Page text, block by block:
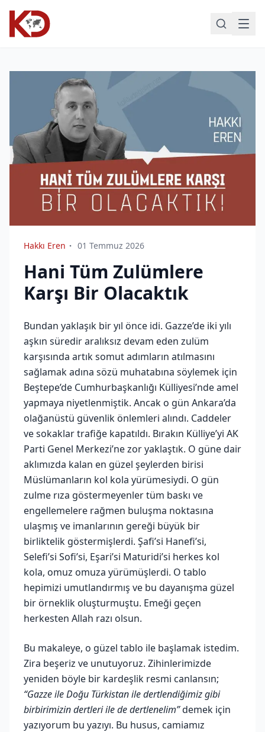
Hakkı Eren 01 Temmuz 2026
Hani Tüm Zulümlere
Karşı Bir Olacaktık
Bundan yaklaşık bir yıl önce idi. Gazze’de iki yılı
aşkın süredir aralıksız devam eden zulüm
karşısında artık somut adımların atılmasını
sağlamak adına sözü muhatabına söylemek için
Beştepe’de Cumhurbaşkanlığı Külliyesi’nde amel
yapmaya niyetlenmiştik. Ancak o gün Ankara’da
olağanüstü güvenlik önlemleri alındı. Caddeler
ve sokaklar trafiğe kapatıldı. Bırakın Külliye’yi AK
Parti Genel Merkezi’ne zor yaklaştık. O güne dair
aklımızda kalan en güzel şeylerden birisi
Müslümanların kol kola yürümesiydi. O gün
zulme rıza göstermeyenler tüm baskı ve
engellemelere rağmen buluşma noktasına
ulaşmış ve imanlarının gereği büyük bir
birliktelik göstermişlerdi. Şafi’si Hanefi’si,
Selefi’si Sofi’si, Eşari’si Maturidi’si herkes kol
kola, omuz omuza yürümüşlerdi. O tablo
hepimizi umutlandırmış ve bu dayanışma güzel
bir örneklik oluşturmuştu. Emeği geçen
herkesten Allah razı olsun.
Bu makaleye, o güzel tablo ile başlamak istedim.
Zira beşeriz ve unutuyoruz. Zihinlerimizde
yeniden böyle bir kardeşlik resmi canlansın;
“Gazze ile Doğu Türkistan ile dertlendiğimiz gibi
birbirimizin dertleri ile de dertlenelim”demek için
yazıyorum bu yazıyı. Bu husus, camiamız